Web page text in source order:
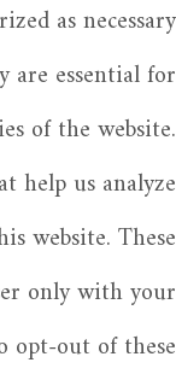
as necessary
are essential for
of the website.
help us analyze
website. These
only with your
opt-out of these